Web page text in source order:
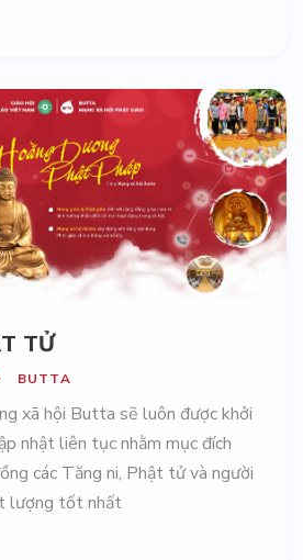
TỬ
BUTTA
xã hội Butta sẽ luôn được khởi
nhật liên tục nhằm mục đích
các Tăng ni, Phật tử và người
lượng tốt nhất